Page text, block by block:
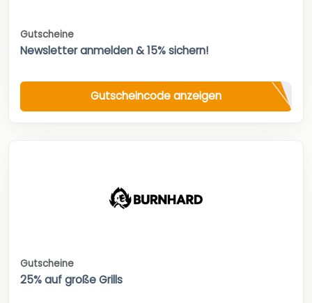
Gutscheine
Newsletter anmelden & 15% sichern!
Gutscheincode anzeigen
Gutscheine
25% auf große Grills